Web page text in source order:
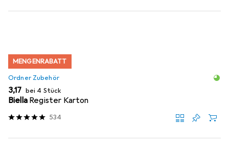
MENGENRABATT
Ordner Zubehör
EUR
3,17 bei 4 Stück
Biella Register Karton
534